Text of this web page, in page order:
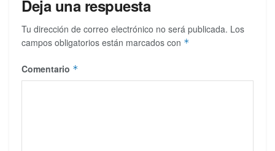
Deja una respuesta
Tu dirección de correo electrónico no será publicada. Los
campos obligatorios están marcados con *
Comentario *